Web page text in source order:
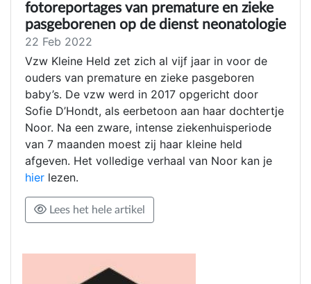
fotoreportages van premature en zieke
pasgeborenen op de dienst neonatologie
22 Feb 2022
Vzw Kleine Held zet zich al vijf jaar in voor de
ouders van premature en zieke pasgeboren
baby’s. De vzw werd in 2017 opgericht door
Sofie D’Hondt, als eerbetoon aan haar dochtertje
Noor. Na een zware, intense ziekenhuisperiode
van 7 maanden moest zij haar kleine held
afgeven. Het volledige verhaal van Noor kan je
hier lezen.
Lees het hele artikel